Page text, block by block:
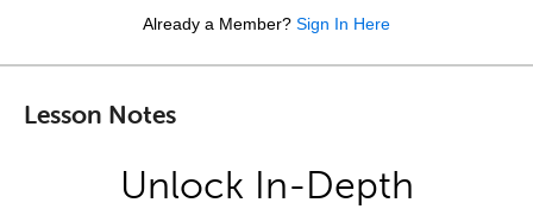
Already a Member? Sign In Here
Lesson Notes
Unlock In-Depth